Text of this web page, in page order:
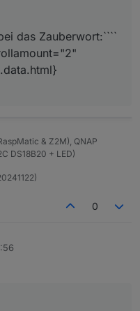
das Zauberwort:````
& Z2M), QNAP
DS18B20 + LED)
0